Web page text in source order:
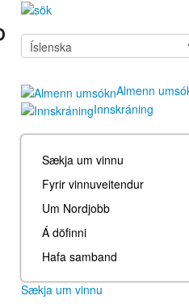
Almenn
Innskráning
Sækja um vinnu
Fyrir vinnuveitendur
Um Nordjobb
Á döfinni
Hafa samband
Sækja um vinnu